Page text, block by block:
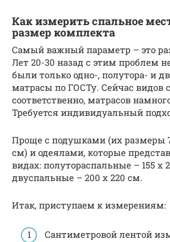
Как измерить спальное
размер комплекта
Самый важный параметр – это
Лет 20-30 назад с этим проблем
были только одно-, полутора- и
матрасы по ГОСТу. Сейчас видов
соответственно, матрасов
Требуется индивидуальный
Проще с подушками (их размеры
см) и одеялами, которые
видах: полутораспальные – 155 х
двуспальные – 200 х 220 см.
Итак, приступаем к измерениям:
Сантиметровой лентой